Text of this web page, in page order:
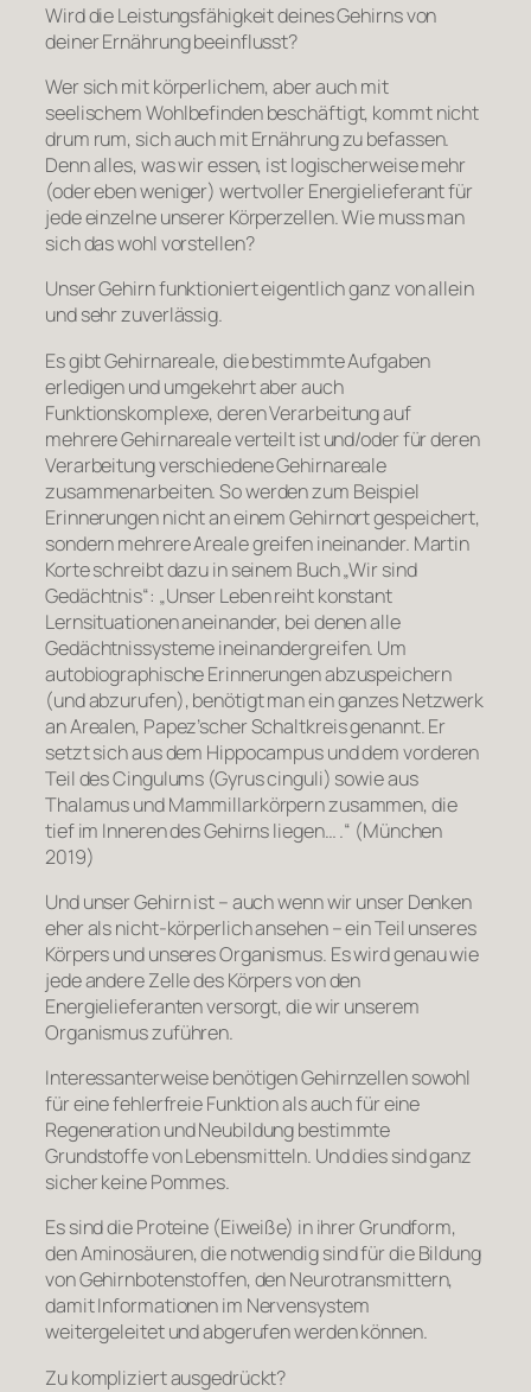
Wird die Leistungsfähigkeit deines Gehirns von
deiner Ernährung beeinflusst?
Wer sich mit körperlichem, aber auch mit
seelischem Wohlbefinden beschäftigt, kommt nicht
drum rum, sich auch mit Ernährung zu befassen.
Denn alles, was wir essen, ist logischerweise mehr
(oder eben weniger) wertvoller Energielieferant für
jede einzelne unserer Körperzellen. Wie muss man
sich das wohl vorstellen?
Unser Gehirn funktioniert eigentlich ganz von allein
und sehr zuverlässig.
Es gibt Gehirnareale, die bestimmte Aufgaben
erledigen und umgekehrt aber auch
Funktionskomplexe, deren Verarbeitung auf
mehrere Gehirnareale verteilt ist und/oder für deren
Verarbeitung verschiedene Gehirnareale
zusammenarbeiten. So werden zum Beispiel
Erinnerungen nicht an einem Gehirnort gespeichert,
sondern mehrere Areale greifen ineinander. Martin
Korte schreibt dazu in seinem Buch „Wir sind
Gedächtnis“: „Unser Leben reiht konstant
Lernsituationen aneinander, bei denen alle
Gedächtnissysteme ineinandergreifen. Um
autobiographische Erinnerungen abzuspeichern
(und abzurufen), benötigt man ein ganzes Netzwerk
an Arealen, Papez’scher Schaltkreis genannt. Er
setzt sich aus dem Hippocampus und dem vorderen
Teil des Cingulums (Gyrus cinguli) sowie aus
Thalamus und Mammillarkörpern zusammen, die
tief im Inneren des Gehirns liegen… .“ (München
2019)
Und unser Gehirn ist – auch wenn wir unser Denken
eher als nicht-körperlich ansehen – ein Teil unseres
Körpers und unseres Organismus. Es wird genau wie
jede andere Zelle des Körpers von den
Energielieferanten versorgt, die wir unserem
Organismus zuführen.
Interessanterweise benötigen Gehirnzellen sowohl
für eine fehlerfreie Funktion als auch für eine
Regeneration und Neubildung bestimmte
Grundstoffe von Lebensmitteln. Und dies sind ganz
sicher keine Pommes.
Es sind die Proteine (Eiweiße) in ihrer Grundform,
den Aminosäuren, die notwendig sind für die Bildung
von Gehirnbotenstoffen, den Neurotransmittern,
damit Informationen im Nervensystem
weitergeleitet und abgerufen werden können.
Zu kompliziert ausgedrückt?